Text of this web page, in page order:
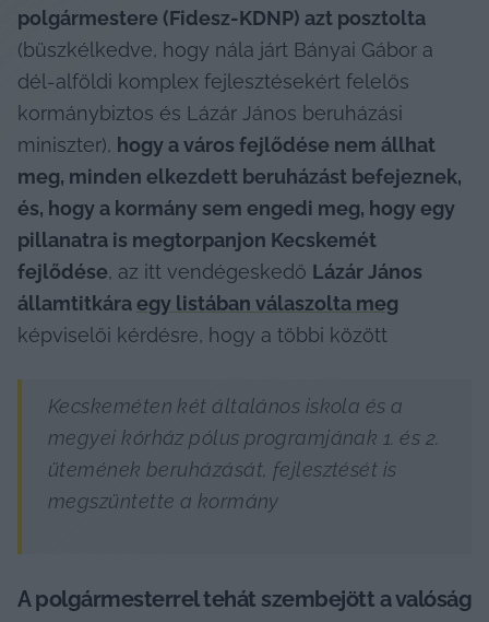
polgármestere (Fidesz-KDNP) azt posztolta
(büszkélkedve, hogy nála járt Bányai Gábor a
dél-alföldi komplex fejlesztésekért felelős
kormánybiztos és Lázár János beruházási
miniszter), hogy a város fejlődése nem állhat
meg, minden elkezdett beruházást befejeznek,
és, hogy a kormány sem engedi meg, hogy egy
pillanatra is megtorpanjon Kecskemét
fejlődése, az itt vendégeskedő Lázár János
államtitkára egy listában válaszolta meg
képviselői kérdésre, hogy a többi között
Kecskeméten két általános iskola és a
megyei kórház pólus programjának 1. és 2.
ütemének beruházását, fejlesztését is
megszüntette a kormány
A polgármesterrel tehát szembejött a valóság